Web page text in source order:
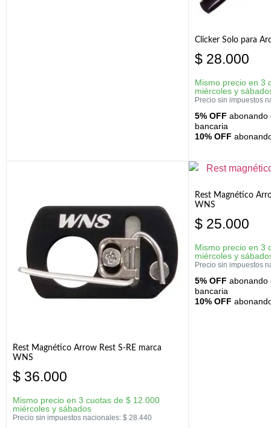
Clicker Solo para
$ 28.000
Mismo precio en 3
miércoles y
Precio sin impuestos
5% OFF abonando
bancaria
10% OFF
Rest Magnético Arrow Rest S-RE marca
WNS
$ 36.000
Mismo precio en 3 cuotas de $ 12.000
miércoles y sábados
Precio sin impuestos nacionales: $ 28.440
Rest Magnético
WNS
$ 25.000
Mismo precio en 3
miércoles y
Precio sin impuestos
5% OFF abonando
bancaria
10% OFF